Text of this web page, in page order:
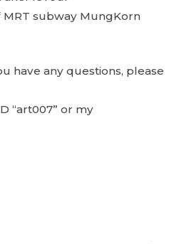
subway MungKorn
have any questions, please
“art007” or my